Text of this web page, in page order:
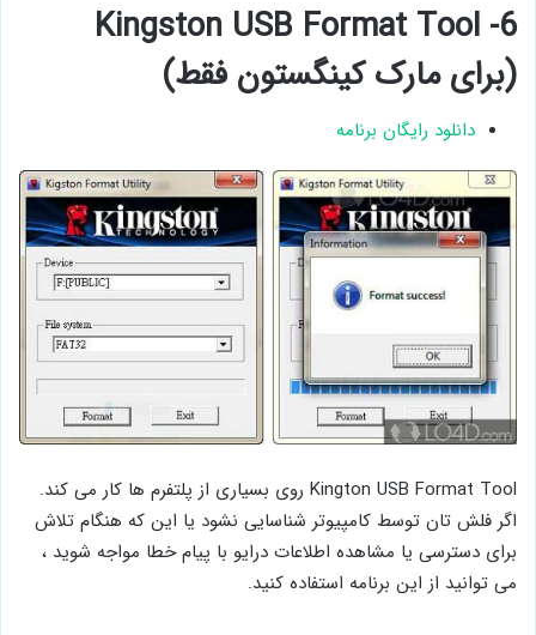
6- Kingston USB Format Tool
(برای مارک کینگستون فقط)
دانلود رایگان برنامه
Kington USB Format Tool روی بسیاری از پلتفرم ها کار می کند.
اگر فلش تان توسط کامپیوتر شناسایی نشود یا این که هنگام تلاش
برای دسترسی یا مشاهده اطلاعات درایو با پیام خطا مواجه شوید ،
می توانید از این برنامه استفاده کنید.